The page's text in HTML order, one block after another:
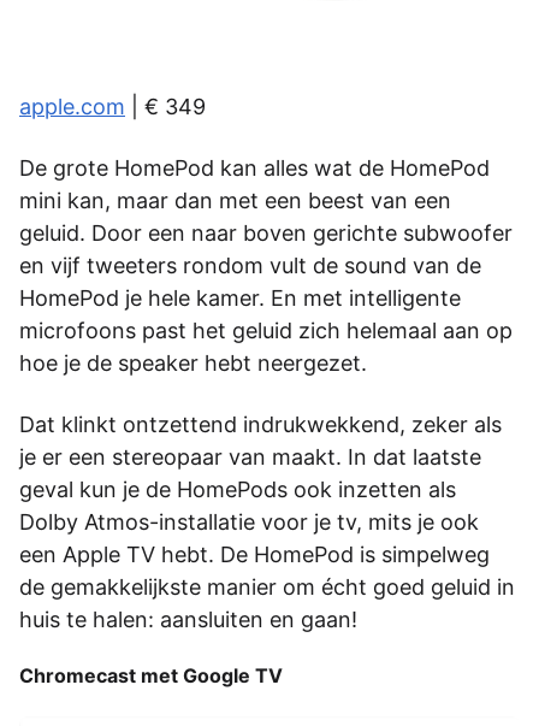
apple.com | € 349
De grote HomePod kan alles wat de HomePod
mini kan, maar dan met een beest van een
geluid. Door een naar boven gerichte subwoofer
en vijf tweeters­­­ rondom vult de sound van de
HomePod je hele kamer. En met intelligente
microfoons past het geluid zich helemaal aan op
hoe je de speaker hebt neergezet.
Dat klinkt ontzettend indrukwekkend, zeker als
je er een stereopaar van maakt. In dat laatste
geval kun je de HomePods ook inzetten als
Dolby Atmos-installatie voor je tv, mits je ook
een Apple TV hebt. De HomePod is simpelweg
de gemakkelijkste manier om écht goed geluid in
huis te halen: aansluiten en gaan!
Chromecast met Google TV